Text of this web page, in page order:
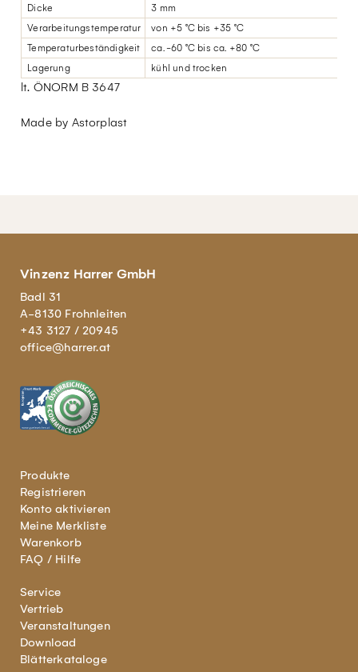
Dicke
3 mm
Verarbeitungstemperatur
von +5 °C bis +35 °C
Temperaturbeständigkeit
ca. -60 °C bis ca. +80 °C
Lagerung
kühl und trocken
lt. ÖNORM B 3647
Made by Astorplast
Vinzenz Harrer GmbH
Badl 31
A-8130 Frohnleiten
+43 3127 / 20945
office@harrer.at
Produkte
Registrieren
Konto aktivieren
Meine Merkliste
Warenkorb
FAQ / Hilfe
Service
Vertrieb
Veranstaltungen
Download
Blätterkataloge